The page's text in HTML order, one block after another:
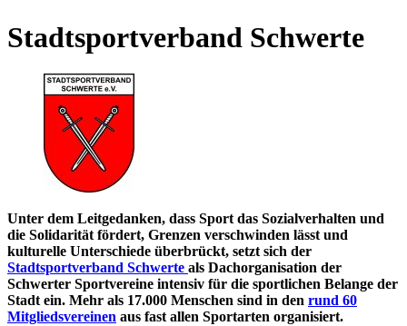
Stadtsportverband Schwerte
Unter dem Leitgedanken, dass Sport das Sozialverhalten und
die Solidarität fördert, Grenzen verschwinden lässt und
kulturelle Unterschiede überbrückt, setzt sich der
Stadtsportverband Schwerte als Dachorganisation der
Schwerter Sportvereine intensiv für die sportlichen Belange der
Stadt ein. Mehr als 17.000 Menschen sind in den rund 60
Mitgliedsvereinen aus fast allen Sportarten organisiert.